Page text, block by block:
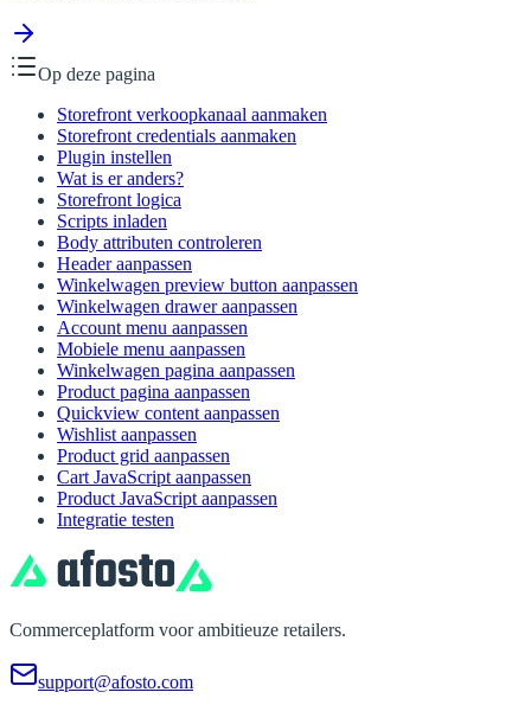
Op deze pagina
Storefront verkoopkanaal aanmaken
Storefront credentials aanmaken
Plugin instellen
Wat is er anders?
Storefront logica
Scripts inladen
Body attributen controleren
Header aanpassen
Winkelwagen preview button aanpassen
Winkelwagen drawer aanpassen
Account menu aanpassen
Mobiele menu aanpassen
Winkelwagen pagina aanpassen
Product pagina aanpassen
Quickview content aanpassen
Wishlist aanpassen
Product grid aanpassen
Cart JavaScript aanpassen
Product JavaScript aanpassen
Integratie testen
Commerceplatform voor ambitieuze retailers.
support@afosto.com